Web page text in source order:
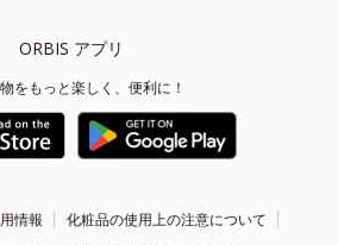
ORBIS アプリ
をもっと楽しく、便利に！
情報
化粧品の使用上の注意について